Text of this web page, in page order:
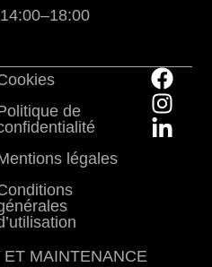
de
légales
MAINTENANCE